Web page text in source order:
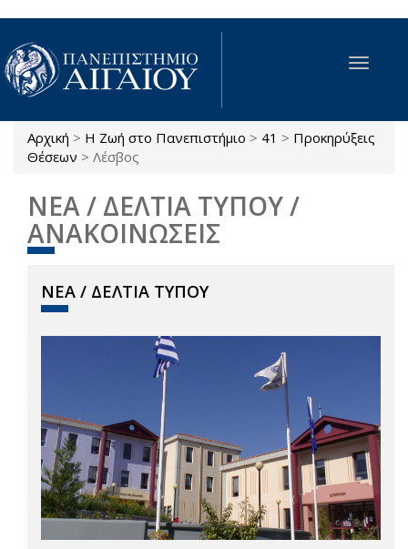
Παράκαμψη προς το κυρίως περιεχόμενο
Toggle
Είστε εδώ
Αρχική > Η Ζωή στο Πανεπιστήμιο > 41 > Προκηρύξεις
Θέσεων > Λέσβος
ΝΕΑ / ΔΕΛΤΙΑ ΤΥΠΟΥ /
ΑΝΑΚΟΙΝΩΣΕΙΣ
ΝΕΑ / ΔΕΛΤΙΑ ΤΥΠΟΥ